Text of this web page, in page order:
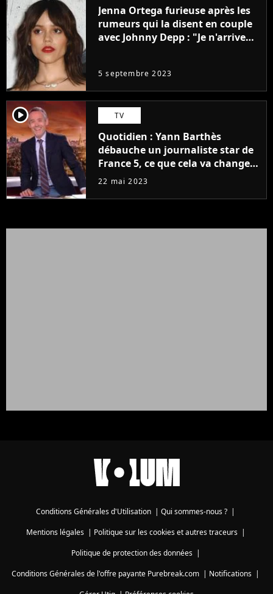
Jenna Ortega furieuse après les
rumeurs qui la disent en couple
avec Johnny Depp : "Je n'arrive
5 septembre 2023
player2 TV
Quotidien : Yann Barthès
débauche un journaliste star de
France 5, ce que cela va changer
à la rentrée
22 mai 2023
Conditions Générales d'Utilisation | Qui sommes-nous ? |
Mentions légales| Politique sur les cookies et autres traceurs|
Politique de protection des données|
Conditions Générales de l'offre payante Purebreak.com | Notifications |